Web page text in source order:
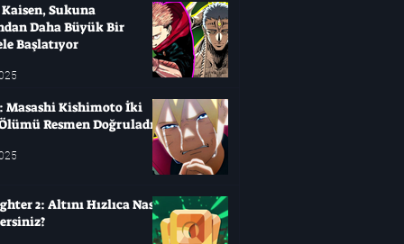
Sukuna
Daha Büyük Bir
Başlatıyor
Masashi Kishimoto İki
Resmen Doğruladı
2: Altını Hızlıca Nasıl